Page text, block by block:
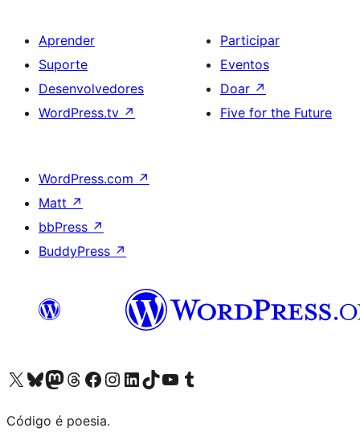
Aprender
Suporte
Desenvolvedores
WordPress.tv ↗
Participar
Eventos
Doar ↗
Five for the Future
WordPress.com ↗
Matt ↗
bbPress ↗
BuddyPress ↗
Acessar nossa conta do X (antigo Twitter)
Acessar nossa conta do Bluesky
Acessar nossa conta do Mastodon
Acessar nossa conta do Threads
Acessar nossa página do Facebook
Acessar nossa conta do Instagram
Acessar nossa conta do LinkedIn
Acessar nossa conta do TikTok
Acessar nosso canal do YouTube
Acessar nossa conta no Tumblr
Código é poesia.